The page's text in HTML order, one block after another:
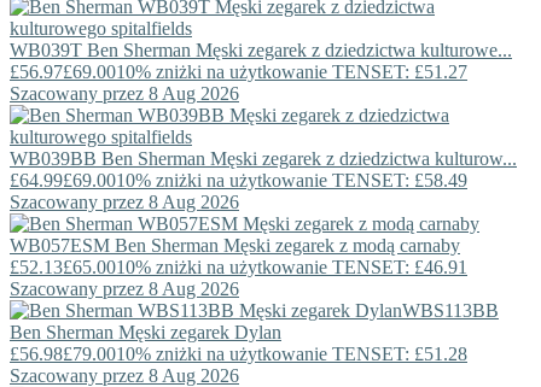
WB039T Ben Sherman Męski zegarek z dziedzictwa kulturowe...
£56.97£69.0010% zniżki na użytkowanie TENSET: £51.27
Szacowany przez 8 Aug 2026
WB039BB Ben Sherman Męski zegarek z dziedzictwa kulturow...
£64.99£69.0010% zniżki na użytkowanie TENSET: £58.49
Szacowany przez 8 Aug 2026
WB057ESM Ben Sherman Męski zegarek z modą carnaby
£52.13£65.0010% zniżki na użytkowanie TENSET: £46.91
Szacowany przez 8 Aug 2026
WBS113BB
Ben Sherman Męski zegarek Dylan
£56.98£79.0010% zniżki na użytkowanie TENSET: £51.28
Szacowany przez 8 Aug 2026